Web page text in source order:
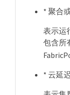
* 聚合
表示运
包含所
* 云延